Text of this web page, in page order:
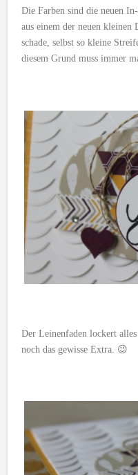
Die Farben sind die neuen
aus einem der neuen kleinen
schade, selbst so kleine
diesem Grund muss immer
Der Leinenfaden lockert
noch das gewisse Extra. 😉